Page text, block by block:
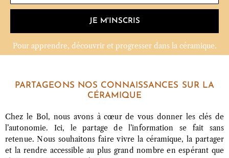
JE M'INSCRIS
Pour apprendre, découvrir et progresser dans la céramique.
PARTAGEONS NOS CONNAISSANCES SUR LA
CÉRAMIQUE
Chez le Bol, nous avons à cœur de vous donner les clés de
l’autonomie. Ici, le partage de l’information se fait sans
retenue. Nous souhaitons faire vivre la céramique, la partager
et la rendre accessible au plus grand nombre en espérant que